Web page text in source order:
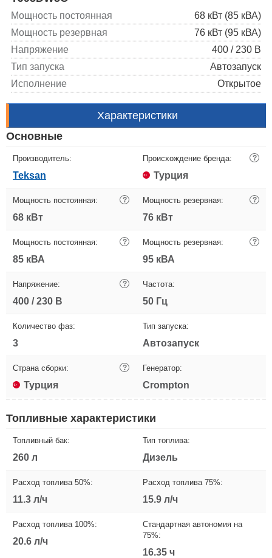
Мощность постоянная
68 кВт (85 кВА)
Мощность резервная
76 кВт (95 кВА)
Напряжение
400 / 230 В
Тип запуска
Автозапуск
Исполнение
Открытое
Характеристики
Основные
Производитель:
Teksan
Происхождение бренда: ?
Турция
Мощность постоянная: ?
68 кВт
Мощность резервная: ?
76 кВт
Мощность постоянная: ?
85 кВА
Мощность резервная: ?
95 кВА
Напряжение: ?
400 / 230 В
Частота:
50 Гц
Количество фаз:
3
Тип запуска:
Автозапуск
Страна сборки: ?
Турция
Генератор:
Crompton
Топливные характеристики
Топливный бак:
260 л
Тип топлива:
Дизель
Расход топлива 50%:
11.3 л/ч
Расход топлива 75%:
15.9 л/ч
Расход топлива 100%:
20.6 л/ч
Стандартная автономия на
75%:
16.35 ч